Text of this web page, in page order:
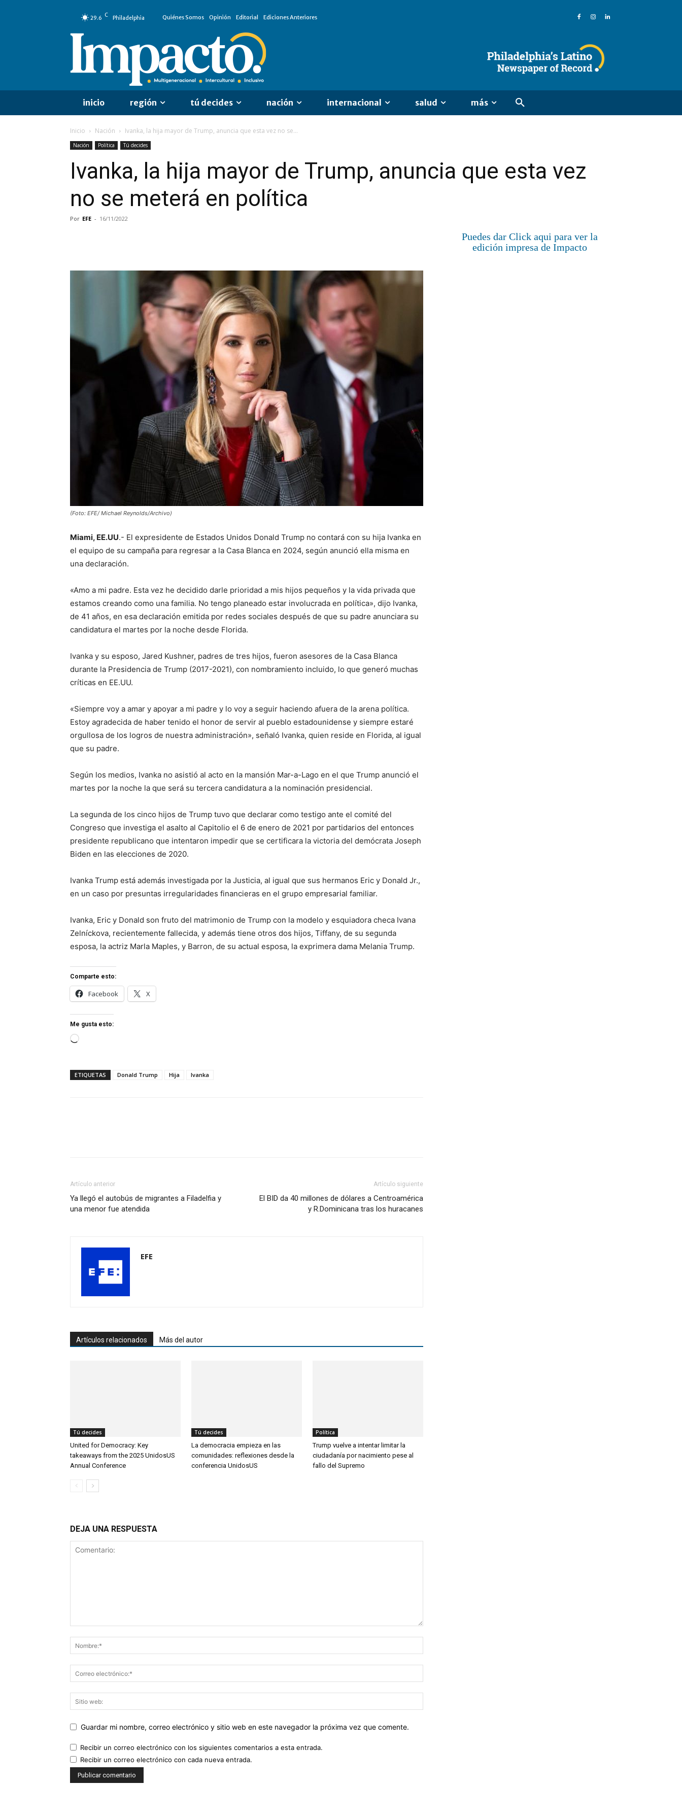
29.6 C Philadelphia Quiénes Somos Opinión Editorial Ediciones Anteriores
inicio región tú decides nación internacional salud más
Inicio Nación Ivanka, la hija mayor de Trump, anuncia que esta vez no se...
Nación Política Tú decides
Ivanka, la hija mayor de Trump, anuncia que esta vez
no se meterá en política
Por EFE - 16/11/2022
(Foto: EFE/ Michael Reynolds/Archivo)
Miami, EE.UU.- El expresidente de Estados Unidos Donald Trump no contará con su hija Ivanka en
el equipo de su campaña para regresar a la Casa Blanca en 2024, según anunció ella misma en
una declaración.
«Amo a mi padre. Esta vez he decidido darle prioridad a mis hijos pequeños y la vida privada que
estamos creando como una familia. No tengo planeado estar involucrada en política», dijo Ivanka,
de 41 años, en esa declaración emitida por redes sociales después de que su padre anunciara su
candidatura el martes por la noche desde Florida.
Ivanka y su esposo, Jared Kushner, padres de tres hijos, fueron asesores de la Casa Blanca
durante la Presidencia de Trump (2017-2021), con nombramiento incluido, lo que generó muchas
críticas en EE.UU.
«Siempre voy a amar y apoyar a mi padre y lo voy a seguir haciendo afuera de la arena política.
Estoy agradecida de haber tenido el honor de servir al pueblo estadounidense y siempre estaré
orgullosa de los logros de nuestra administración», señaló Ivanka, quien reside en Florida, al igual
que su padre.
Según los medios, Ivanka no asistió al acto en la mansión Mar-a-Lago en el que Trump anunció el
martes por la noche la que será su tercera candidatura a la nominación presidencial.
La segunda de los cinco hijos de Trump tuvo que declarar como testigo ante el comité del
Congreso que investiga el asalto al Capitolio el 6 de enero de 2021 por partidarios del entonces
presidente republicano que intentaron impedir que se certificara la victoria del demócrata Joseph
Biden en las elecciones de 2020.
Ivanka Trump está además investigada por la Justicia, al igual que sus hermanos Eric y Donald Jr.,
en un caso por presuntas irregularidades financieras en el grupo empresarial familiar.
Ivanka, Eric y Donald son fruto del matrimonio de Trump con la modelo y esquiadora checa Ivana
Zelníckova, recientemente fallecida, y además tiene otros dos hijos, Tiffany, de su segunda
esposa, la actriz Marla Maples, y Barron, de su actual esposa, la exprimera dama Melania Trump.
Comparte esto:
Facebook X
Me gusta esto:
Cargando...
ETIQUETAS Donald Trump Hija Ivanka
Artículo anterior
Ya llegó el autobús de migrantes a Filadelfia y
una menor fue atendida
Artículo siguiente
El BID da 40 millones de dólares a Centroamérica
y R.Dominicana tras los huracanes
EFE
Artículos relacionados Más del autor
Tú decides
United for Democracy: Key
takeaways from the 2025 UnidosUS
Annual Conference
Tú decides
La democracia empieza en las
comunidades: reflexiones desde la
conferencia UnidosUS
Política
Trump vuelve a intentar limitar la
ciudadanía por nacimiento pese al
fallo del Supremo
DEJA UNA RESPUESTA
Guardar mi nombre, correo electrónico y sitio web en este navegador la próxima vez que comente.
Recibir un correo electrónico con los siguientes comentarios a esta entrada.
Recibir un correo electrónico con cada nueva entrada.
Puedes dar Click aqui para ver la
edición impresa de Impacto